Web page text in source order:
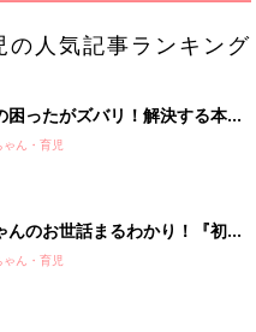
の人気記事ランキング
困ったがズバリ！解決する本
こクラブ 夏号』 4カ月～2才
ゃん・育児
んのお世話まるわかり！『初め
よこクラブ 夏号』〈巻頭大特
ゃん・育児